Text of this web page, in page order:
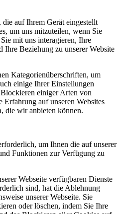
auf Ihrem Gerät eingestellt
um uns mitzuteilen, wenn Sie
mit uns interagieren, Ihre
Ihre Beziehung zu unserer Website
Kategorienüberschriften, um
einige Ihrer Einstellungen
einiger Arten von
auf unseren Websites
die wir anbieten können.
um Ihnen die auf unserer
Funktionen zur Verfügung zu
Webseite verfügbaren Dienste
sind, hat die Ablehnung
unserer Webseite. Sie
oder löschen, indem Sie Ihre